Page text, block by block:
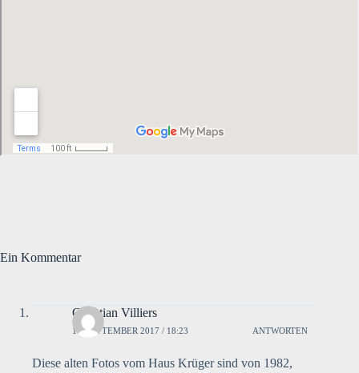
Ein Kommentar
Christian Villiers
15. SEPTEMBER 2017 / 18:23 ANTWORTEN
Diese alten Fotos vom Haus Krüger sind von 1982,